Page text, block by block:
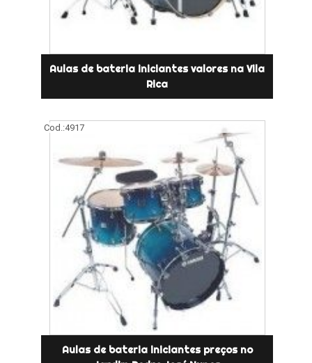
Aulas de bateria iniciantes valores na Vila
Rica
Cod.:4917
Aulas de bateria iniciantes preços no